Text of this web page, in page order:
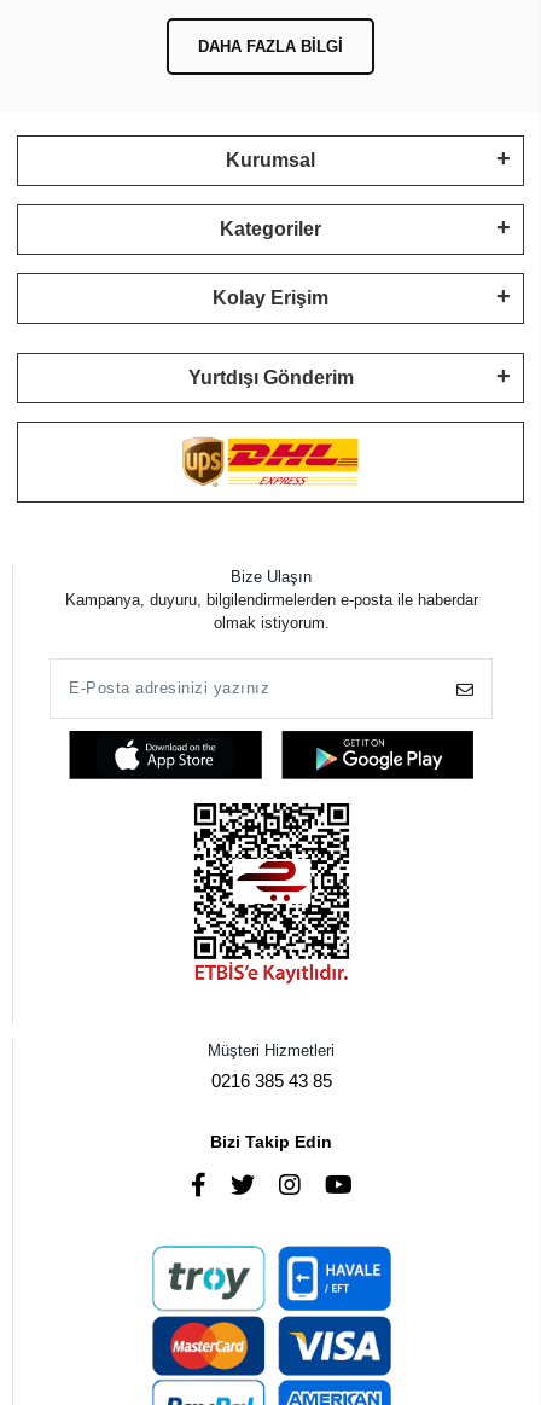
DAHA FAZLA BILGI
Kurumsal
Kategoriler
Kolay Erişim
Yurtdışı Gönderim
Bize Ulaşın
Kampanya, duyuru, bilgilendirmelerden e-posta ile haberdar
olmak istiyorum.
Müşteri Hizmetleri
0216 385 43 85
Bizi Takip Edin